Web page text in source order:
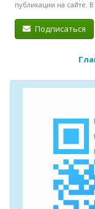
публикации на сайте.
Подписаться